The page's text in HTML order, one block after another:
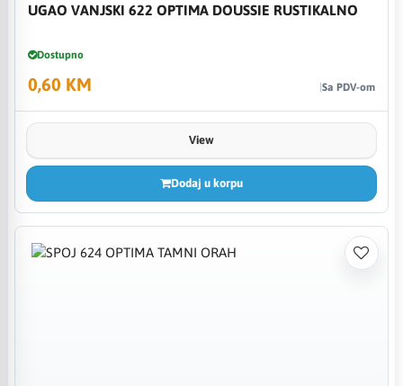
UGAO VANJSKI 622 OPTIMA DOUSSIE RUSTIKALNO
Dostupno
0,60 KM Sa PDV-om
View
Dodaj u korpu